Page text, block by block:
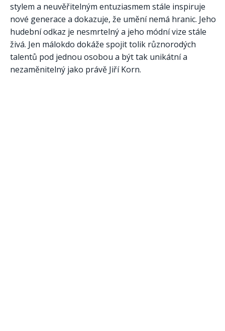
stylem a neuvěřitelným entuziasmem stále inspiruje
nové generace a dokazuje, že umění nemá hranic. Jeho
hudební odkaz je nesmrtelný a jeho módní vize stále
živá. Jen málokdo dokáže spojit tolik různorodých
talentů pod jednou osobou a být tak unikátní a
nezaměnitelný jako právě Jiří Korn.